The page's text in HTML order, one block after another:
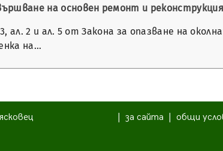
на основен ремонт и
ал. 2 и ал. 5 от Закона за опазване на
на…
за сайта общи